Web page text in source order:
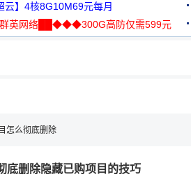
/月
云】4核8G10M69元每月
群英网络██◆◆◆300G高防仅需599元
怎么彻底删除
底删除隐藏已购项目的技巧